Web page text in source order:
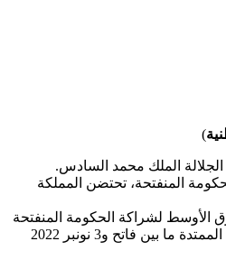
)
الملك محمد السادس.
المنفتحة، تحتضن المملكة
الأوسط لشراكة الحكومة المنفتحة
لسنة 2022، وذلك خلال الفترة الممتدة ما بين فاتح و3 نونبر 2022